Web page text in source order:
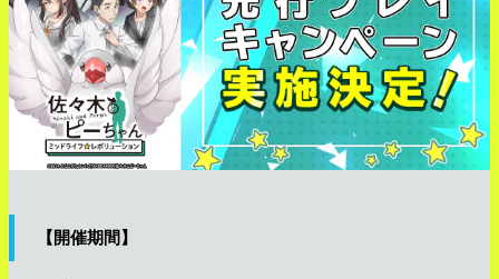
【開催期間】